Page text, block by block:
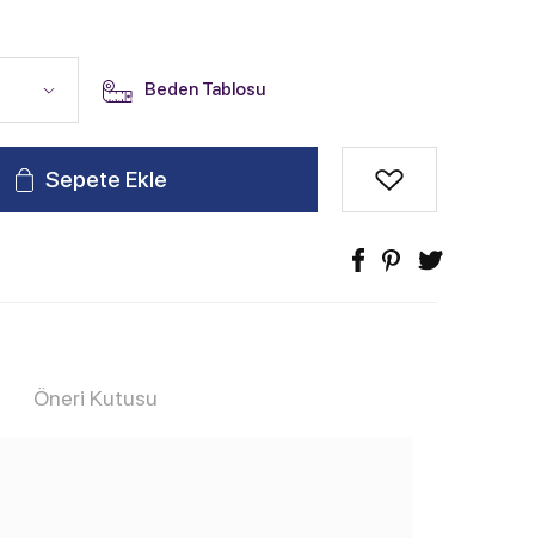
Beden Tablosu
Sepete Ekle
Öneri Kutusu